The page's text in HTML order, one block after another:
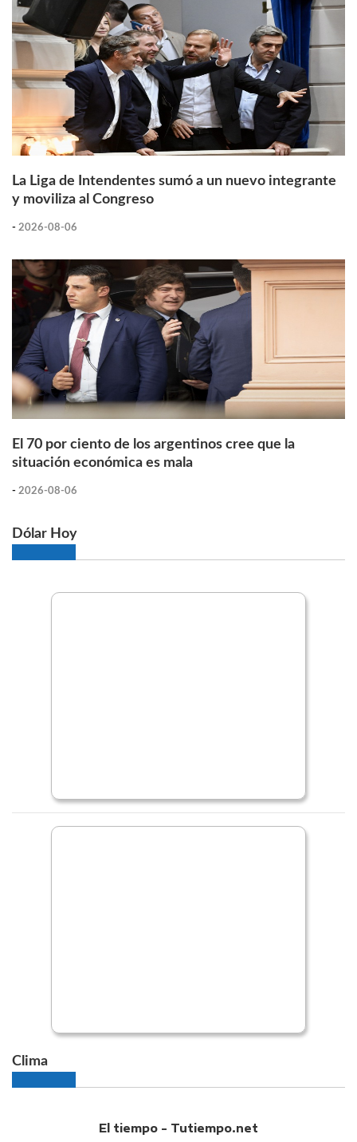
La Liga de Intendentes sumó a un nuevo integrante
y moviliza al Congreso
- 2026-08-06
El 70 por ciento de los argentinos cree que la
situación económica es mala
- 2026-08-06
Dólar Hoy
Clima
El tiempo - Tutiempo.net